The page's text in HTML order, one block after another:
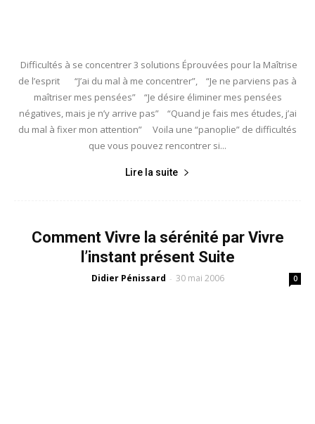
Difficultés à se concentrer 3 solutions Éprouvées pour la Maîtrise
de l’esprit “J’ai du mal à me concentrer”, “Je ne parviens pas à
maîtriser mes pensées” “Je désire éliminer mes pensées
négatives, mais je n’y arrive pas” “Quand je fais mes études, j’ai
du mal à fixer mon attention” Voila une “panoplie” de difficultés
que vous pouvez rencontrer si...
Lire la suite
Comment Vivre la sérénité par Vivre
l’instant présent Suite
Didier Pénissard - 30 mai 2006 0